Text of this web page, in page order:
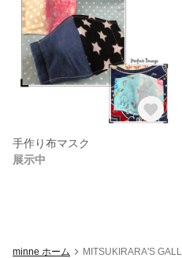
手作り布マスク
展示中
minne ホーム MITSUKIRARA'S